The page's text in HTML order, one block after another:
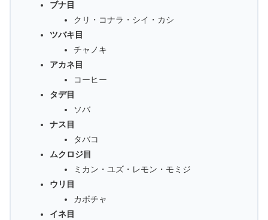
ブナ目
クリ・コナラ・シイ・カシ
ツバキ目
チャノキ
アカネ目
コーヒー
タデ目
ソバ
ナス目
タバコ
ムクロジ目
ミカン・ユズ・レモン・モミジ
ウリ目
カボチャ
イネ目